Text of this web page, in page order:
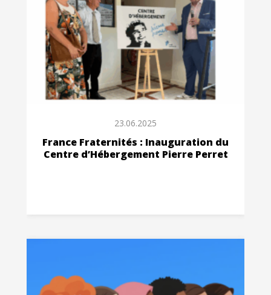
23.06.2025
France Fraternités : Inauguration du
Centre d’Hébergement Pierre Perret